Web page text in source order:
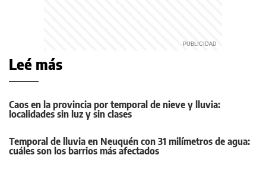
Leé más
Caos en la provincia por temporal de nieve y lluvia:
localidades sin luz y sin clases
Temporal de lluvia en Neuquén con 31 milímetros de agua:
cuáles son los barrios más afectados